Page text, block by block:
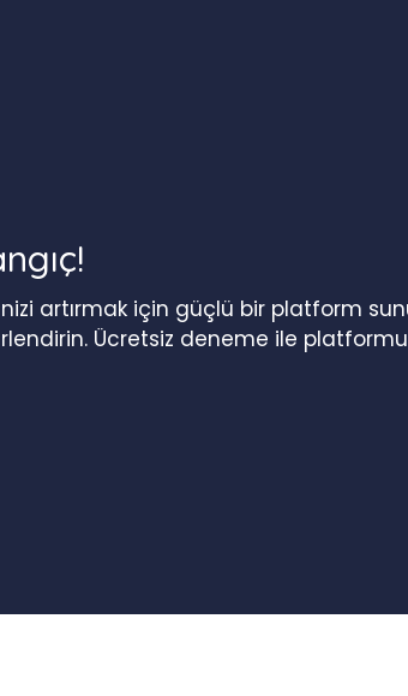
artırmak için güçlü bir platform
Ücretsiz deneme ile